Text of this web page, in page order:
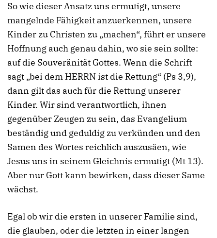
So wie dieser Ansatz uns ermutigt, unsere
mangelnde Fähigkeit anzuerkennen, unsere
Kinder zu Christen zu „machen“, führt er unsere
Hoffnung auch genau dahin, wo sie sein sollte:
auf die Souveränität Gottes. Wenn die Schrift
sagt „bei dem HERRN ist die Rettung“ (Ps 3,9),
dann gilt das auch für die Rettung unserer
Kinder. Wir sind verantwortlich, ihnen
gegenüber Zeugen zu sein, das Evangelium
beständig und geduldig zu verkünden und den
Samen des Wortes reichlich auszusäen, wie
Jesus uns in seinem Gleichnis ermutigt (Mt 13).
Aber nur Gott kann bewirken, dass dieser Same
wächst.
Egal ob wir die ersten in unserer Familie sind,
die glauben, oder die letzten in einer langen